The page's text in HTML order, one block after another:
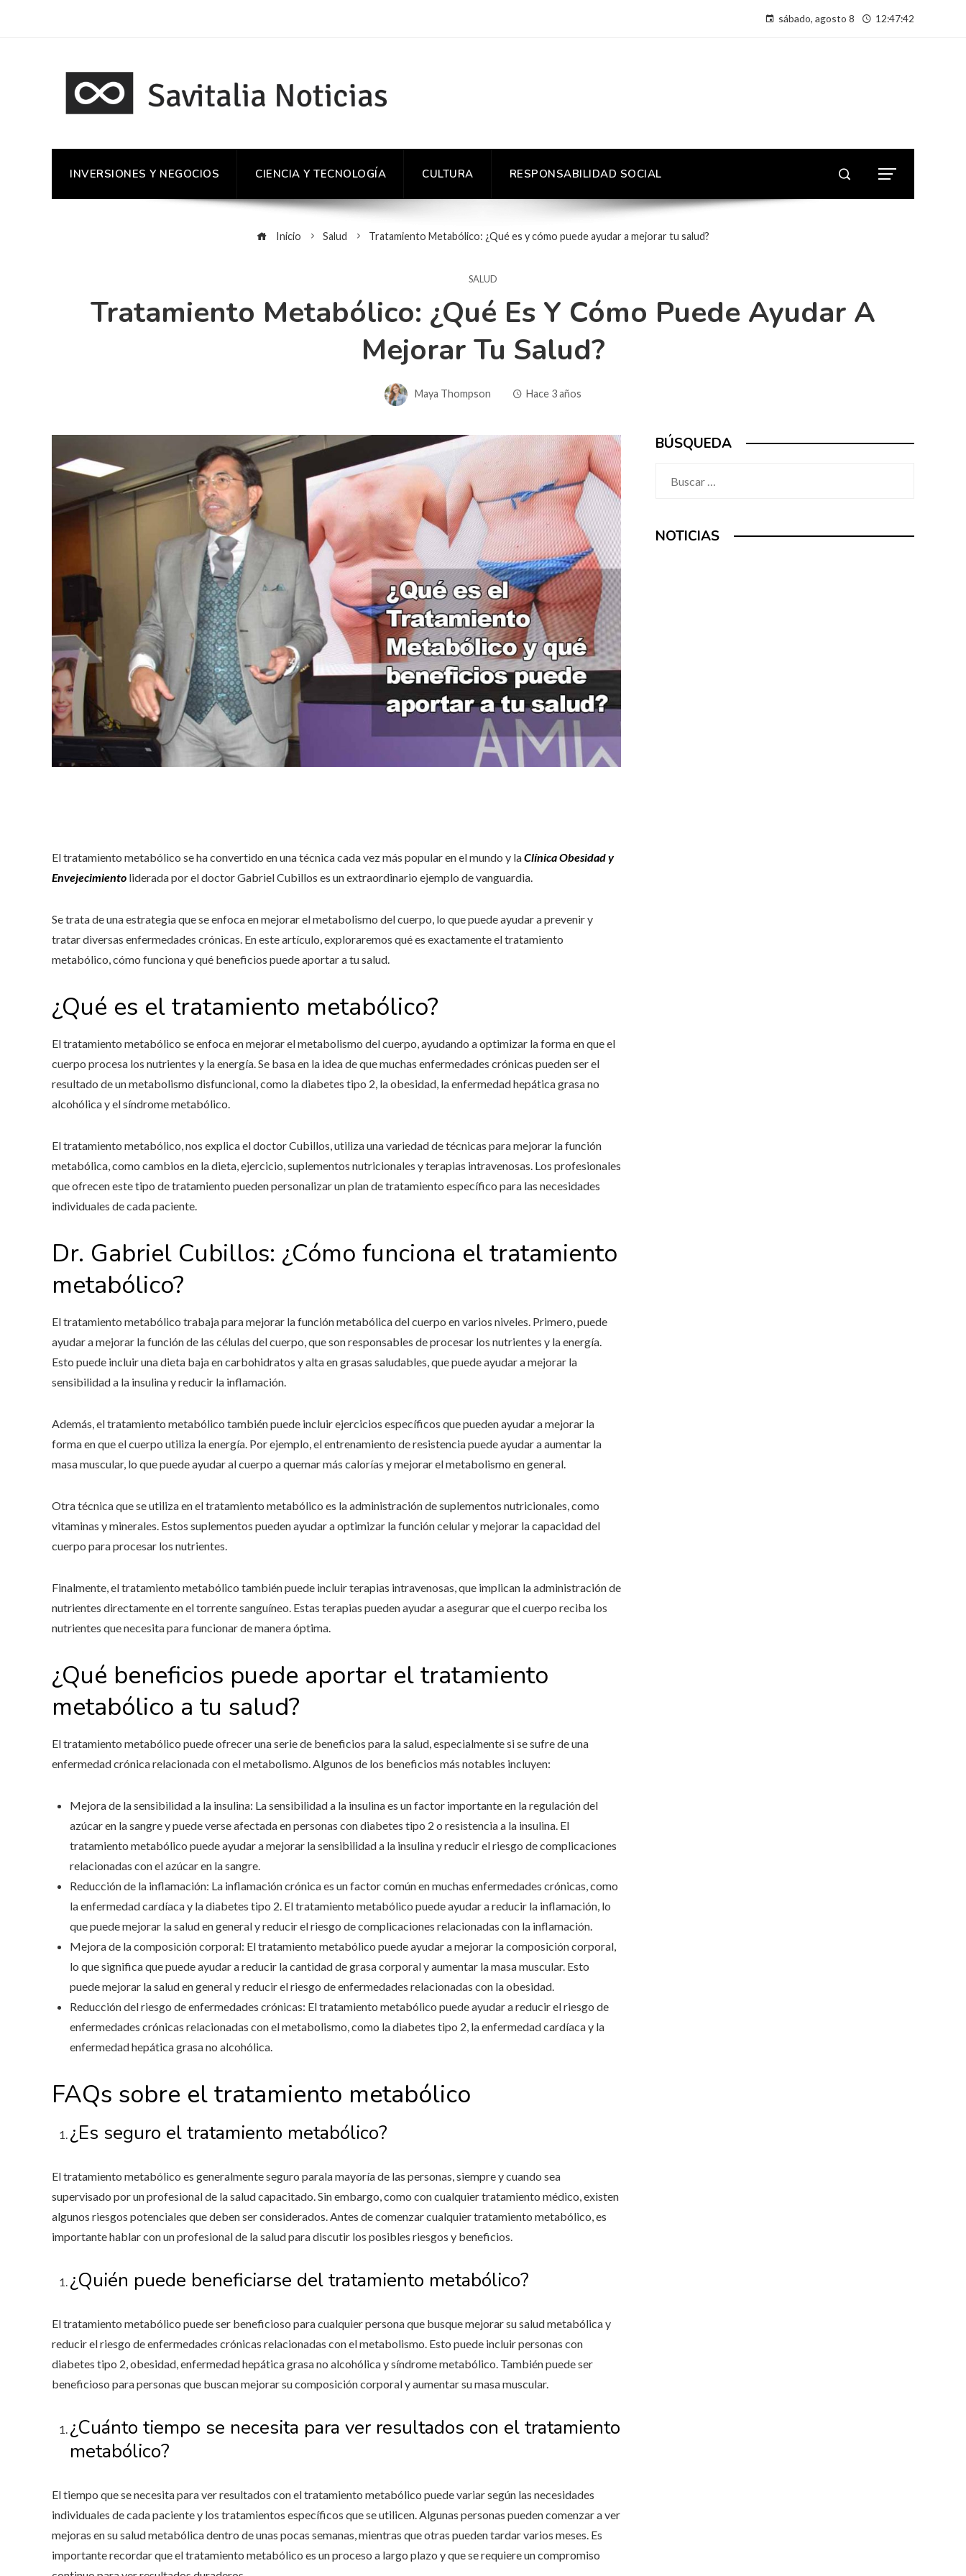
sábado, agosto 8 12:47:43
INVERSIONES Y NEGOCIOS CIENCIA Y TECNOLOGÍA CULTURA RESPONSABILIDAD SOCIAL
Inicio Salud Tratamiento Metabólico: ¿Qué es y cómo puede ayudar a mejorar tu salud?
SALUD
Tratamiento Metabólico: ¿Qué Es Y Cómo Puede Ayudar A
Mejorar Tu Salud?
Maya Thompson Hace 3 años
El tratamiento metabólico se ha convertido en una técnica cada vez más popular en el mundo y laClínica Obesidad y
Envejecimiento liderada por el doctor Gabriel Cubillos es un extraordinario ejemplo de vanguardia.
Se trata de una estrategia que se enfoca en mejorar el metabolismo del cuerpo, lo que puede ayudar a prevenir y
tratar diversas enfermedades crónicas. En este artículo, exploraremos qué es exactamente el tratamiento
metabólico, cómo funciona y qué beneficios puede aportar a tu salud.
¿Qué es el tratamiento metabólico?
El tratamiento metabólico se enfoca en mejorar el metabolismo del cuerpo, ayudando a optimizar la forma en que el
cuerpo procesa los nutrientes y la energía. Se basa en la idea de que muchas enfermedades crónicas pueden ser el
resultado de un metabolismo disfuncional, como la diabetes tipo 2, la obesidad, la enfermedad hepática grasa no
alcohólica y el síndrome metabólico.
El tratamiento metabólico, nos explica el doctor Cubillos, utiliza una variedad de técnicas para mejorar la función
metabólica, como cambios en la dieta, ejercicio, suplementos nutricionales y terapias intravenosas. Los profesionales
que ofrecen este tipo de tratamiento pueden personalizar un plan de tratamiento específico para las necesidades
individuales de cada paciente.
Dr. Gabriel Cubillos: ¿Cómo funciona el tratamiento
metabólico?
El tratamiento metabólico trabaja para mejorar la función metabólica del cuerpo en varios niveles. Primero, puede
ayudar a mejorar la función de las células del cuerpo, que son responsables de procesar los nutrientes y la energía.
Esto puede incluir una dieta baja en carbohidratos y alta en grasas saludables, que puede ayudar a mejorar la
sensibilidad a la insulina y reducir la inflamación.
Además, el tratamiento metabólico también puede incluir ejercicios específicos que pueden ayudar a mejorar la
forma en que el cuerpo utiliza la energía. Por ejemplo, el entrenamiento de resistencia puede ayudar a aumentar la
masa muscular, lo que puede ayudar al cuerpo a quemar más calorías y mejorar el metabolismo en general.
Otra técnica que se utiliza en el tratamiento metabólico es la administración de suplementos nutricionales, como
vitaminas y minerales. Estos suplementos pueden ayudar a optimizar la función celular y mejorar la capacidad del
cuerpo para procesar los nutrientes.
Finalmente, el tratamiento metabólico también puede incluir terapias intravenosas, que implican la administración de
nutrientes directamente en el torrente sanguíneo. Estas terapias pueden ayudar a asegurar que el cuerpo reciba los
nutrientes que necesita para funcionar de manera óptima.
¿Qué beneficios puede aportar el tratamiento
metabólico a tu salud?
El tratamiento metabólico puede ofrecer una serie de beneficios para la salud, especialmente si se sufre de una
enfermedad crónica relacionada con el metabolismo. Algunos de los beneficios más notables incluyen:
Mejora de la sensibilidad a la insulina: La sensibilidad a la insulina es un factor importante en la regulación del
azúcar en la sangre y puede verse afectada en personas con diabetes tipo 2 o resistencia a la insulina. El
tratamiento metabólico puede ayudar a mejorar la sensibilidad a la insulina y reducir el riesgo de complicaciones
relacionadas con el azúcar en la sangre.
Reducción de la inflamación: La inflamación crónica es un factor común en muchas enfermedades crónicas, como
la enfermedad cardíaca y la diabetes tipo 2. El tratamiento metabólico puede ayudar a reducir la inflamación, lo
que puede mejorar la salud en general y reducir el riesgo de complicaciones relacionadas con la inflamación.
Mejora de la composición corporal: El tratamiento metabólico puede ayudar a mejorar la composición corporal,
lo que significa que puede ayudar a reducir la cantidad de grasa corporal y aumentar la masa muscular. Esto
puede mejorar la salud en general y reducir el riesgo de enfermedades relacionadas con la obesidad.
Reducción del riesgo de enfermedades crónicas: El tratamiento metabólico puede ayudar a reducir el riesgo de
enfermedades crónicas relacionadas con el metabolismo, como la diabetes tipo 2, la enfermedad cardíaca y la
enfermedad hepática grasa no alcohólica.
FAQs sobre el tratamiento metabólico
¿Es seguro el tratamiento metabólico?
El tratamiento metabólico es generalmente seguro parala mayoría de las personas, siempre y cuando sea
supervisado por un profesional de la salud capacitado. Sin embargo, como con cualquier tratamiento médico, existen
algunos riesgos potenciales que deben ser considerados. Antes de comenzar cualquier tratamiento metabólico, es
importante hablar con un profesional de la salud para discutir los posibles riesgos y beneficios.
¿Quién puede beneficiarse del tratamiento metabólico?
El tratamiento metabólico puede ser beneficioso para cualquier persona que busque mejorar su salud metabólica y
reducir el riesgo de enfermedades crónicas relacionadas con el metabolismo. Esto puede incluir personas con
diabetes tipo 2, obesidad, enfermedad hepática grasa no alcohólica y síndrome metabólico. También puede ser
beneficioso para personas que buscan mejorar su composición corporal y aumentar su masa muscular.
¿Cuánto tiempo se necesita para ver resultados con el tratamiento
metabólico?
El tiempo que se necesita para ver resultados con el tratamiento metabólico puede variar según las necesidades
individuales de cada paciente y los tratamientos específicos que se utilicen. Algunas personas pueden comenzar a ver
mejoras en su salud metabólica dentro de unas pocas semanas, mientras que otras pueden tardar varios meses. Es
importante recordar que el tratamiento metabólico es un proceso a largo plazo y que se requiere un compromiso
BÚSQUEDA
NOTICIAS